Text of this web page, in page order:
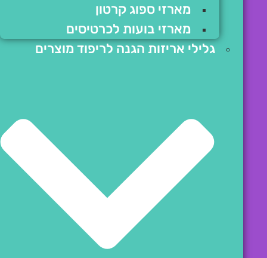
מארזי ספוג קרטון
מארזי בועות לכרטיסים
גלילי אריזות הגנה לריפוד מוצרים